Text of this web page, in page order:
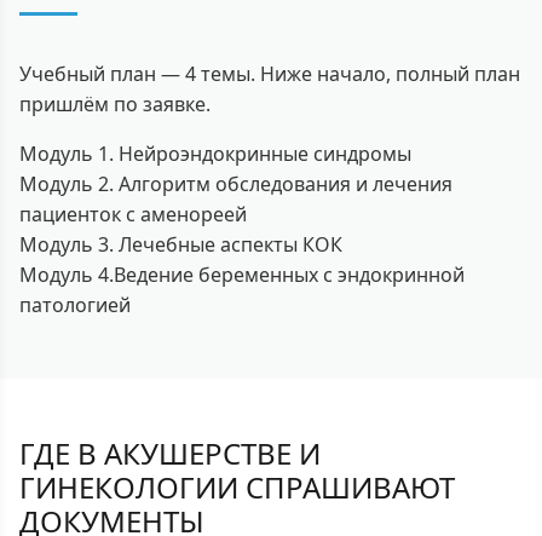
Учебный план — 4 темы. Ниже начало, полный план
пришлём по заявке.
Модуль 1. Нейроэндокринные синдромы
Модуль 2. Алгоритм обследования и лечения
пациенток с аменореей
Модуль 3. Лечебные аспекты КОК
Модуль 4.Ведение беременных с эндокринной
патологией
ГДЕ В АКУШЕРСТВЕ И
ГИНЕКОЛОГИИ СПРАШИВАЮТ
ДОКУМЕНТЫ